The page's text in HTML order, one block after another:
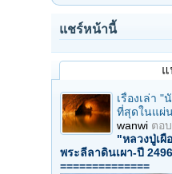
แชร์หน้านี้
แ
เรื่องเล่า
ที่สุดในแผ่
wanwi ตอบ
"หลวงปู่เผื
พระลีลาดินเผา-ปี 2496
==============